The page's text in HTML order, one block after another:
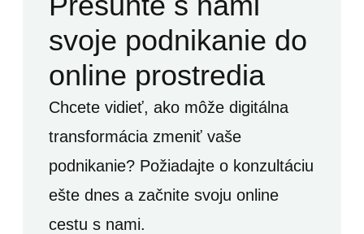
svoje podnikanie do
online prostredia
Chcete vidieť, ako môže digitálna
transformácia zmeniť vaše
podnikanie? Požiadajte o konzultáciu
ešte dnes a začnite svoju online
cestu s nami.